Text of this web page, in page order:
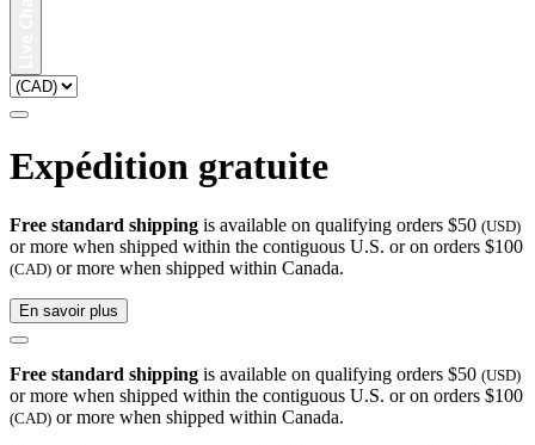
Expédition gratuite
Free standard shipping is available on qualifying orders $50 (USD)
or more when shipped within the contiguous U.S. or on orders $100
(CAD) or more when shipped within Canada.
En savoir plus
Free standard shipping is available on qualifying orders $50 (USD)
or more when shipped within the contiguous U.S. or on orders $100
(CAD) or more when shipped within Canada.